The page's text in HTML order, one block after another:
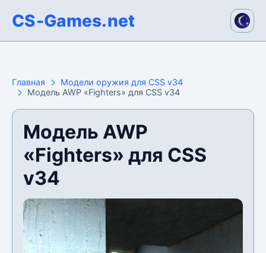
CS-Games.net
Главная
Модели оружия для CSS v34
Модель AWP «Fighters» для CSS v34
Модель AWP
«Fighters» для CSS
v34